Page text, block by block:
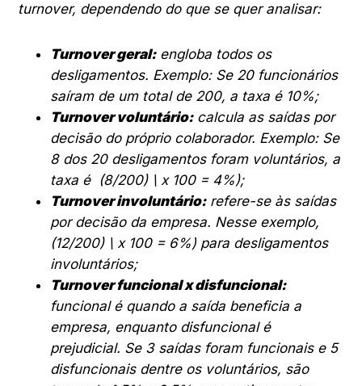
turnover, dependendo do que se quer analisar:
Turnover geral:engloba todos os
desligamentos. Exemplo: Se 20 funcionários
saíram de um total de 200, a taxa é 10%;
Turnover voluntário:calcula as saídas por
decisão do próprio colaborador. Exemplo: Se
8 dos 20 desligamentos foram voluntários, a
taxa é (8/200) \ x 100 = 4%);
Turnover involuntário:refere-se às saídas
por decisão da empresa. Nesse exemplo,
(12/200) \ x 100 = 6%) para desligamentos
involuntários;
Turnover funcional x disfuncional:
funcional é quando a saída beneficia a
empresa, enquanto disfuncional é
prejudicial. Se 3 saídas foram funcionais e 5
disfuncionais dentre os voluntários, são